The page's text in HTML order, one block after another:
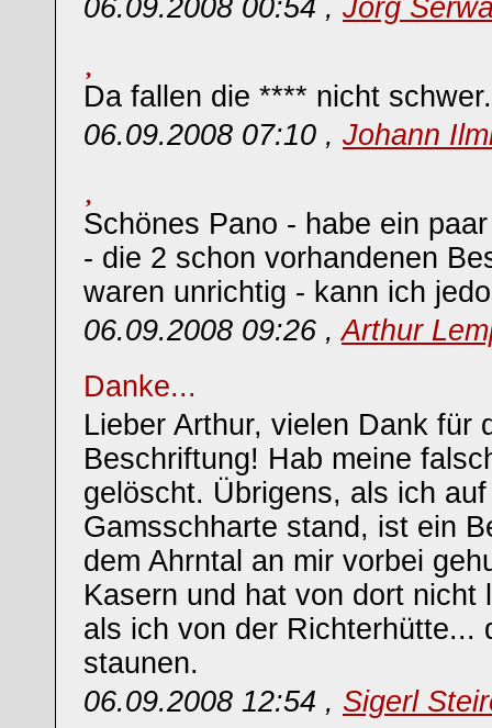
06.09.2008 00:54 , Jörg
Da fallen die **** nicht
06.09.2008 07:10 , Johann
Schönes Pano - habe ein
- die 2 schon vorhandenen
waren unrichtig - kann ich
06.09.2008 09:26 ,Arthur
Danke...
Lieber Arthur, vielen Dank für
Beschriftung! Hab meine
gelöscht. Übrigens, als ich
Gamsschharte stand, ist ein
dem Ahrntal an mir vorbei
Kasern und hat von dort nicht
als ich von der Richterhütte...
staunen.
06.09.2008 12:54 , Sigerl